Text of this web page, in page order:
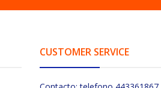
CUSTOMER SERVICE